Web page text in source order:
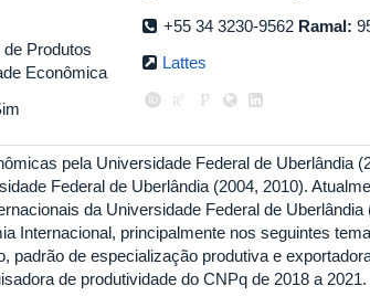
Produtos
Econômica
+55 34 3230-9562 Ramal:
Lattes
pela Universidade Federal de Uberlândia
Federal de Uberlândia (2004, 2010).
da Universidade Federal de
Internacional, principalmente nos seguintes
padrão de especialização produtiva e
de produtividade do CNPq de 2018 a